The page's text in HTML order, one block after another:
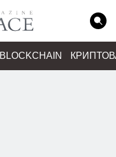
BLOCKCHAIN